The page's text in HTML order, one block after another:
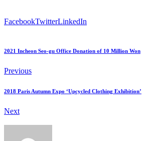
FacebookTwitterLinkedIn
2021 Incheon Seo-gu Office Donation of 10 Million Won
Previous
2018 Paris Autumn Expo ‘Upcycled Clothing Exhibition’
Next